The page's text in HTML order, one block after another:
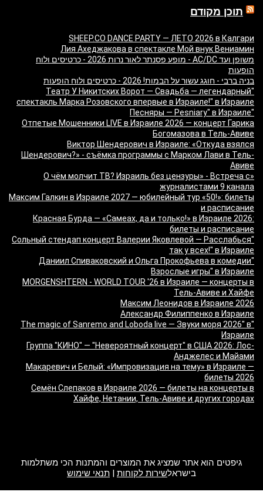
תוכן מקודם
SHEEP.CO DANCE PARTY — ЛЕТО 2026 в Калгари
Лия Ахеджакова в спектакле Мой внук Вениамин
משופן ועד AC/DC - מופע פסנתר לאור נרות 2026 - כרטיסים ולוח
הופעות
בניה ברבי - חוגג עשור על הבמות! 2026 - כרטיסים ולוח הופעות
"Театр У Никитских Ворот — Свадьба — легендарный
спектакль Марка Розовского впервые в Израиле!" в Израиле
"Песняры — Pesniary" в Израиле
Отпетые Мошенники LIVE в Израиле 2026 — концерт Гарика
Богомазова в Тель-Авиве
Виктор Шендерович в Израиле: «Откуда взялся
Шендерович?» - съёмка программы с Марком Лави в Тель-
Авиве
«О чём молчит ТВ? Израиль без цензуры» - Встреча с
журналистами 9 канала
Максим Галкин в Израиле 2027 — юбилейный тур «50!»: билеты
и расписание
Красная Бурда — «Самеах, да и только!» в Израиле 2026:
билеты и расписание
"Сольный стендап концерт Валерии Яковлевой — Расслабься
так у всех!" в Израиле
"Даниил Спиваковский и Ольга Прокофьева в комедии
Взрослые игры" в Израиле
MORGENSHTERN - WORLD TOUR '26 в Израиле — концерты в
Тель-Авиве и Хайфе
Максим Леонидов в Израиле 2026
Александр Филиппенко в Израиле
"The magic of Sanremo and Loboda live — Звуки моря 2026" в
Израиле
Группа "КИНО" — "Невероятный концерт" в США 2026: Лос-
Анджелес и Майами
Макаревич и Белый: «Импровизация на тему» в Израиле —
билеты 2026
Семён Слепаков в Израиле 2026 — билеты на концерты в
Хайфе, Нетании, Тель-Авиве и других городах
גיפטים הוא אתר שמציג את המוצרים והמתנות הכי משתלמות
בישראלשירות לקוחות | תנאי שימוש